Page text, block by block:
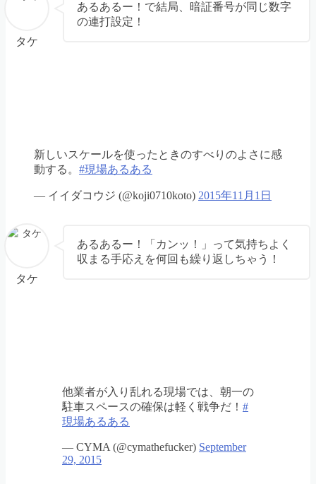
タケ
あるあるー！で結局、暗証番号が同じ数字
の連打設定！
新しいスケールを使ったときのすべりのよさに感
動する。 #現場あるある
— イイダコウジ (@koji0710koto) 2015年11月1日
タケ
あるあるー！「カンッ！」って気持ちよく
収まる手応えを何回も繰り返しちゃう！
他業者が入り乱れる現場では、朝一の
駐車スペースの確保は軽く戦争だ！ #
現場あるある
— CYMA (@cymathefucker) September
29, 2015